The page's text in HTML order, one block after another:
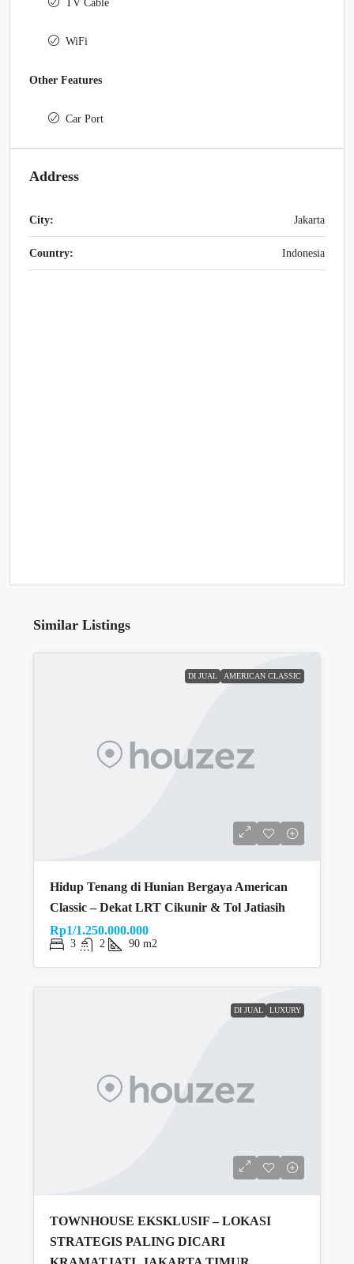
TV Cable
WiFi
Other Features
Car Port
Address
City: Jakarta
Country: Indonesia
Similar Listings
DI JUAL AMERICAN CLASSIC
Hidup Tenang di Hunian Bergaya American
Classic – Dekat LRT Cikunir & Tol Jatiasih
Rp1/1.250.000.000
3 2 90 m2
DI JUAL LUXURY
TOWNHOUSE EKSKLUSIF – LOKASI
STRATEGIS PALING DICARI